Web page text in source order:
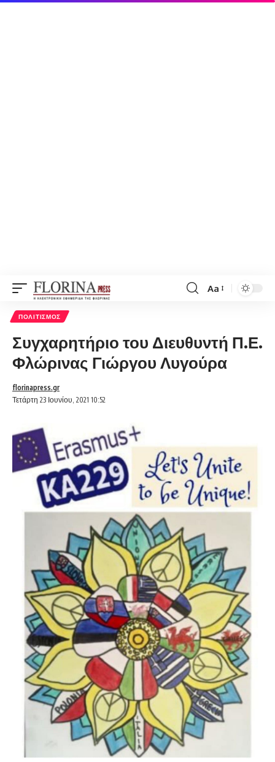
Font
Aa
ΠΟΛΙΤΙΣΜΌΣ
Συγχαρητήριο του Διευθυντή Π.Ε.
Φλώρινας Γιώργου Λυγούρα
Τετάρτη 23 Ιουνίου, 2021 10:52
florinapress.gr